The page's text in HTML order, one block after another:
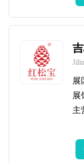
展
展
主